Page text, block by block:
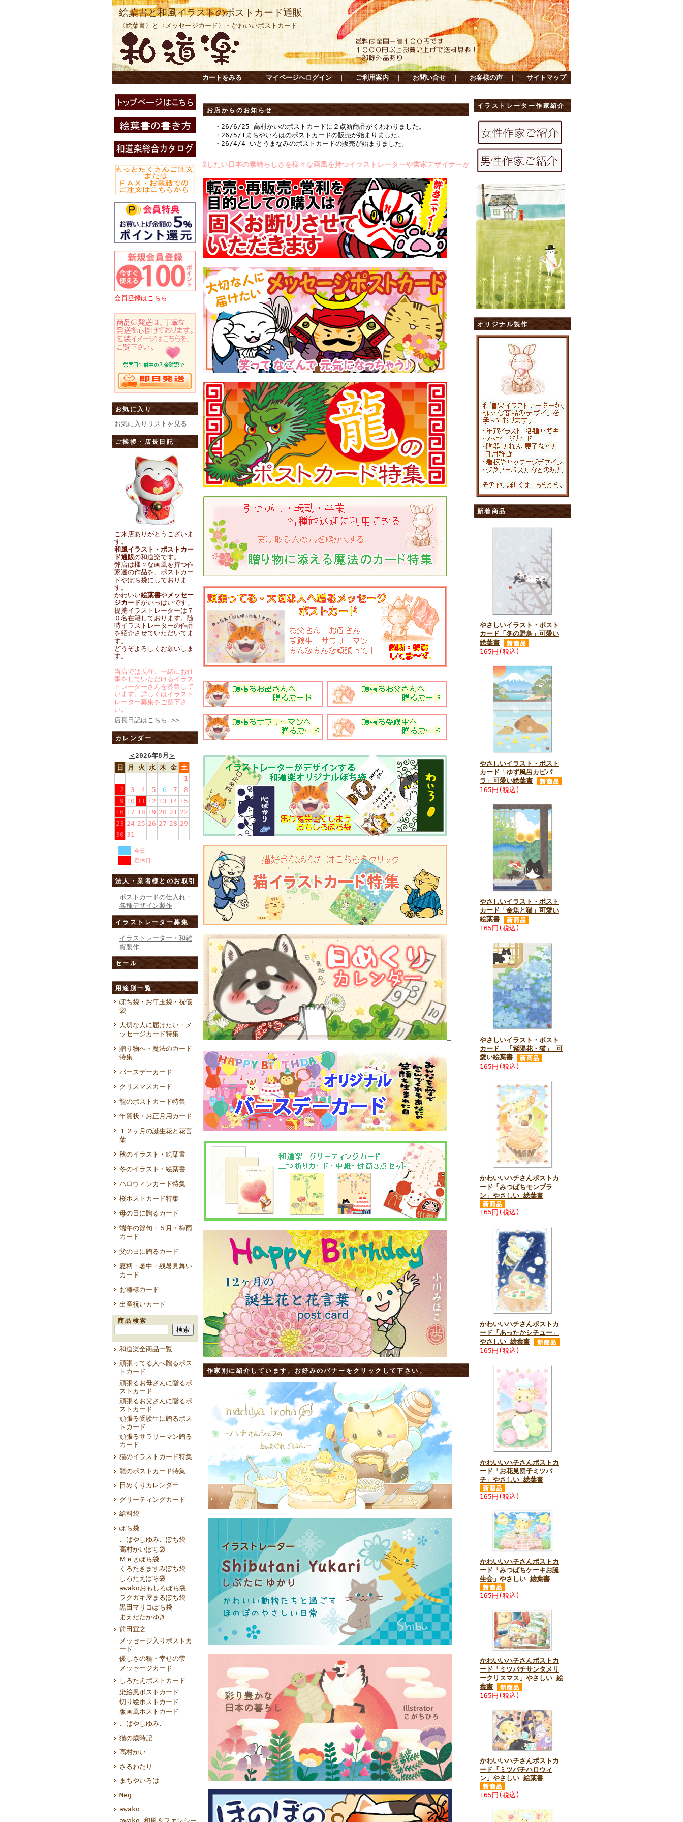
絵葉書と和風イラストのポストカード通販
〈絵葉書〉と〈メッセージカード〉・かわいいポストカード
カートをみる ｜ マイページへログイン ｜ ご利用案内 ｜ お問い合せ ｜ お客様の声 ｜ サイトマップ
会員登録はこちら
お気に入り
お気に入りリストを見る
ご挨拶・店長日記
ご来店ありがとうございま
す。
和風イラスト・ポストカー
ド通販の和道楽です。
弊店は様々な画風を持つ作
家達の作品を、ポストカー
ドやぽち袋にしておりま
す。
かわいい絵葉書やメッセー
ジカードがいっぱいです。
提携イラストレーターは７
０名在籍しております。随
時イラストレーターの作品
を紹介させていただいてま
す。
どうぞよろしくお願いしま
す。
当店では現在、一緒にお仕
事をしていただけるイラス
トレーターさんを募集して
います。詳しくはイラスト
レーター募集をご覧下さ
い。
店長日記はこちら >>
カレンダー
＜2026年8月 ＞
日
月 火 水 木 金 土
1
2
3 4 5 6 7
8
9 10 11 12 13 14 15
16 17 18 19 20 21 22
23 24 25 26 27 28 29
30 31
今日
定休日
法人・業者様とのお取引
ポストカードの仕入れ・
各種デザイン製作
イラストレーター募集
イラストレーター・和雑
貨製作
セール
用途別一覧
ぽち袋・お年玉袋・祝儀
袋
大切な人に届けたい・メ
ッセージカード特集
贈り物へ・魔法のカード
特集
バースデーカード
クリスマスカード
龍のポストカード特集
年賀状・お正月用カード
１２ヶ月の誕生花と花言
葉
秋のイラスト・絵葉書
冬のイラスト・絵葉書
ハロウィンカード特集
桜ポストカード特集
母の日に贈るカード
端午の節句・５月・梅雨
カード
父の日に贈るカード
夏柄・暑中・残暑見舞い
カード
お雛様カード
出産祝いカード
商品検索
和道楽全商品一覧
頑張ってる人へ贈るポス
トカード
頑張るお母さんに贈るポ
ストカード
頑張るお父さんに贈るポ
ストカード
頑張る受験生に贈るポス
トカード
頑張るサラリーマン贈る
カード
猫のイラストカード特集
龍のポストカード特集
日めくりカレンダー
グリーティングカード
給料袋
ぽち袋
こばやしゆみこぽち袋
高村かいぽち袋
Ｍｅｇぽち袋
くろたきますみぽち袋
しろたえぽち袋
awakoおもしろぽち袋
ラクガキ屋まるぽち袋
黒田マリコぽち袋
まえだたかゆき
前田宜之
メッセージ入りポストカ
ード
優しさの種・幸せの雫
メッセージカード
しろたえポストカード
染絵風ポストカード
切り絵ポストカード
版画風ポストカード
こばやしゆみこ
猫の歳時記
高村かい
さるわたり
まちやいろは
Meg
awako
お店からのお知らせ
・26/6/25 高村かいのポストカードに２点新商品がくわわりました。
・26/5/1まちやいろはのポストカードの販売が始まりました。
・26/4/4 いとうまなみのポストカードの販売が始まりました。
２１世紀に残したい日本の素晴らしさを様々な画風を持つイラストレーターや書家デザイナーが制作中です。和道楽はオリジナルイラストポストカード通販
作家別に紹介しています。お好みのバナーをクリックして下さい。
イラストレーター作家紹介
オリジナル製作
新着商品
やさしいイラスト・ポスト
カード「冬の野鳥」可愛い
絵葉書
165円(税込)
やさしいイラスト・ポスト
カード「ゆず風呂カピパ
ラ」可愛い絵葉書
165円(税込)
やさしいイラスト・ポスト
カード「金魚と猫」可愛い
絵葉書
165円(税込)
やさしいイラスト・ポスト
カード 「紫陽花・猫」 可
愛い絵葉書
165円(税込)
かわいいハチさんポストカ
ード「みつばちモンブラ
ン」やさしい 絵葉書
165円(税込)
かわいいハチさんポストカ
ード「あったかシチュー」
やさしい 絵葉書
165円(税込)
かわいいハチさんポストカ
ード「お花見団子ミツバ
チ」やさしい 絵葉書
165円(税込)
かわいいハチさんポストカ
ード「みつばちケーキお誕
生会」やさしい 絵葉書
165円(税込)
かわいいハチさんポストカ
ード「ミツバチサンタメリ
ークリスマス」やさしい 絵
葉書
165円(税込)
かわいいハチさんポストカ
ード「ミツバチハロウィ
ン」やさしい 絵葉書
165円(税込)